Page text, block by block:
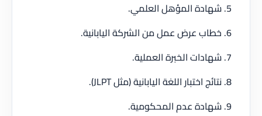
شهادة المؤهل العلمي.
خطاب عرض عمل من الشركة اليابانية.
شهادات الخبرة العملية.
نتائج اختبار اللغة اليابانية (مثل JLPT).
شهادة عدم المحكومية.